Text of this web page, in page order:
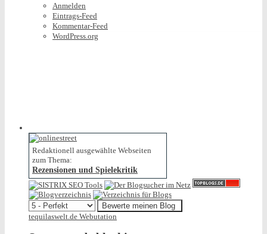
Anmelden
Eintrags-Feed
Kommentar-Feed
WordPress.org
Redaktionell ausgewählte Webseiten
zum Thema:
Rezensionen und Spielekritik
tequilaswelt.de Webutation